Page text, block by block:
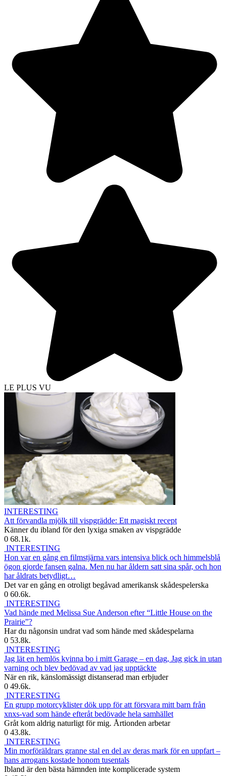
LE PLUS VU
INTERESTING
Att förvandla mjölk till vispgrädde: Ett magiskt recept
Känner du ibland för den lyxiga smaken av vispgrädde
0 68.1k.
INTERESTING
Hon var en gång en filmstjärna vars intensiva blick och himmelsblå
ögon gjorde fansen galna. Men nu har åldern satt sina spår, och hon
har åldrats betydligt…
Det var en gång en otroligt begåvad amerikansk skådespelerska
0 60.6k.
INTERESTING
Vad hände med Melissa Sue Anderson efter “Little House on the
Prairie”?
Har du någonsin undrat vad som hände med skådespelarna
0 53.8k.
INTERESTING
Jag lät en hemlös kvinna bo i mitt Garage – en dag, Jag gick in utan
varning och blev bedövad av vad jag upptäckte
När en rik, känslomässigt distanserad man erbjuder
0 49.6k.
INTERESTING
En grupp motorcyklister dök upp för att försvara mitt barn från
xnxs-vad som hände efteråt bedövade hela samhället
Gråt kom aldrig naturligt för mig. Årtionden arbetar
0 43.8k.
INTERESTING
Min morföräldrars granne stal en del av deras mark för en uppfart –
hans arrogans kostade honom tusentals
Ibland är den bästa hämnden inte komplicerade system